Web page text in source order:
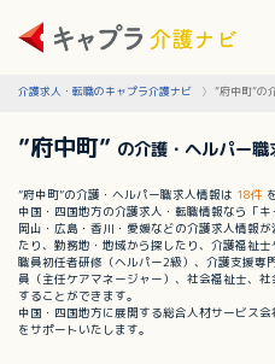
介護求人・転職のキャプラ介護ナビ ”府中町”の
”府中町” の介護・ヘルパー
”府中町”の介護・ヘルパー職求人情報は 18件
中国・四国地方の介護求人・転職情報なら「キ
岡山・広島・香川・愛媛などの介護求人情報
たり、勤務地・地域から探したり、介護福祉
職員初任者研修（ヘルパー2級）、介護支援専
員（主任ケアマネージャー）、社会福祉士、
することができます。
中国・四国地方に展開する総合人材サービス
をサポートいたします。